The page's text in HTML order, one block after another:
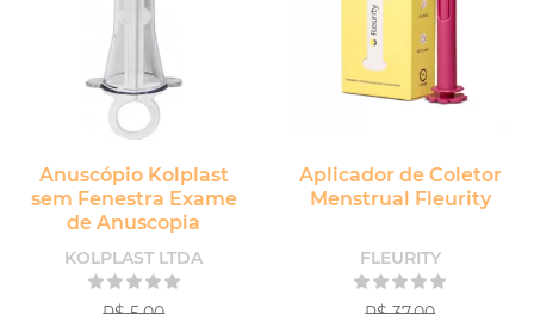
Anuscópio Kolplast
sem Fenestra Exame
de Anuscopia
KOLPLAST LTDA
Aplicador de Coletor
Menstrual Fleurity
FLEURITY